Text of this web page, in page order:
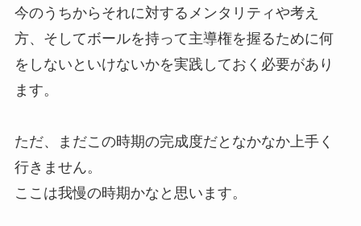
今のうちからそれに対するメンタリティや考え
方、そしてボールを持って主導権を握るために何
をしないといけないかを実践しておく必要があり
ます。
ただ、まだこの時期の完成度だとなかなか上手く
行きません。
ここは我慢の時期かなと思います。